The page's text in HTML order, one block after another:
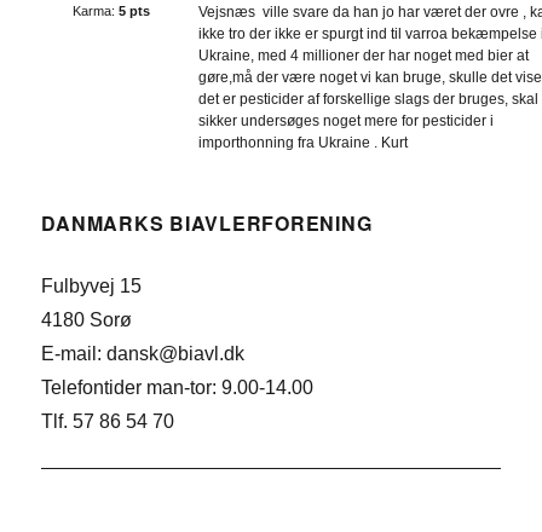
Karma: 5 pts
Vejsnæs ville svare da han jo har været der ovre ,
ikke tro der ikke er spurgt ind til varroa bekæmpelse
Ukraine, med 4 millioner der har noget med bier at
gøre,må der være noget vi kan bruge, skulle det
det er pesticider af forskellige slags der bruges, skal
sikker undersøges noget mere for pesticider i
importhonning fra Ukraine . Kurt
DANMARKS BIAVLERFORENING
Fulbyvej 15
4180 Sorø
E-mail: dansk@biavl.dk
Telefontider man-tor: 9.00-14.00
Tlf. 57 86 54 70